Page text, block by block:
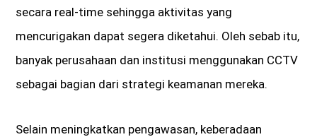
secara real-time sehingga aktivitas yang
mencurigakan dapat segera diketahui. Oleh sebab itu,
banyak perusahaan dan institusi menggunakan CCTV
sebagai bagian dari strategi keamanan mereka.
Selain meningkatkan pengawasan, keberadaan